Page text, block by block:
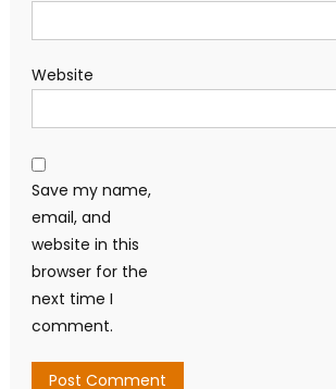
Website
Save my name,
email, and
website in this
browser for the
next time I
comment.